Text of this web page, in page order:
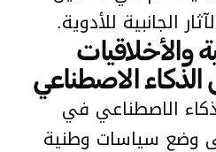
الجانبية للأدوية.
والأخلاقيات
الذكاء الاصطناعي
الاصطناعي في
وضع سياسات وطنية